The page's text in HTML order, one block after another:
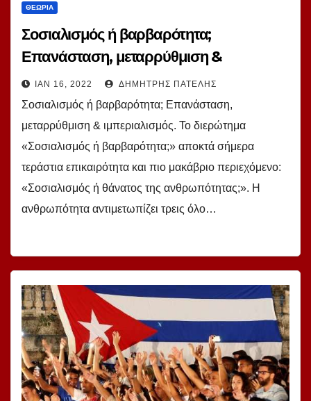
ΘΕΩΡΊΑ
Σοσιαλισμός ή βαρβαρότητα;
Επανάσταση, μεταρρύθμιση &
ιμπεριαλισμός. Η Κόκκινη Ρόζα πάντα
επίκαιρη… Του Δημήτρη Πατέλη
ΙΑΝ 16, 2022 ΔΗΜΉΤΡΗΣ ΠΑΤΈΛΗΣ
Σοσιαλισμός ή βαρβαρότητα; Επανάσταση,
μεταρρύθμιση & ιμπεριαλισμός. Το διερώτημα
«Σοσιαλισμός ή βαρβαρότητα;» αποκτά σήμερα
τεράστια επικαιρότητα και πιο μακάβριο περιεχόμενο:
«Σοσιαλισμός ή θάνατος της ανθρωπότητας;». Η
ανθρωπότητα αντιμετωπίζει τρεις όλο…